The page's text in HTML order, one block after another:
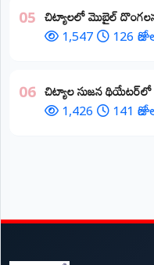
05 చిట్యాలలో మొబైల్ దొంగలను
1,547 126
06 చిట్యాల సుజన థియేటర్‌లో
1,426 141